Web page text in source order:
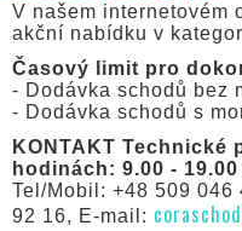
V našem internetovém
akční nabídku v
Časový limit pro
- Dodávka schodů bez
- Dodávka schodů s
KONTAKT Technické
hodinách: 9.00 -
Tel/Mobil: +48 509 046
92 16, E-mail: